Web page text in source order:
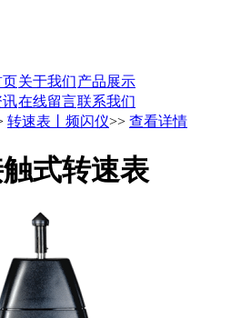
页关于我们产品展示
讯在线留言联系我们
转速表丨频闪仪>> 查看详情
触式转速表